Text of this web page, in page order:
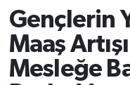
Gençlerin
Maaş
Mesleğe
EĞİTİM
EKONOMİ
Son Dakika
Haber Arşivi